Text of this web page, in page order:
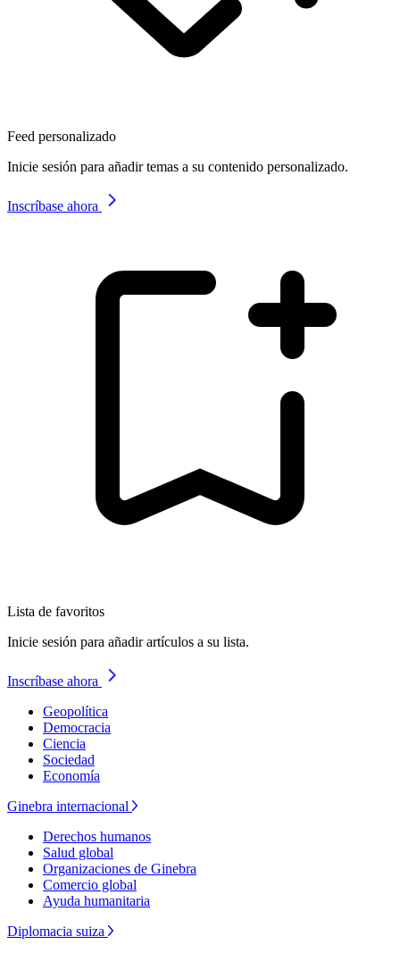
Feed personalizado
Inicie sesión para añadir temas a su contenido personalizado.
Inscríbase ahora
Lista de favoritos
Inicie sesión para añadir artículos a su lista.
Inscríbase ahora
Geopolítica
Democracia
Ciencia
Sociedad
Economía
Ginebra internacional
Derechos humanos
Salud global
Organizaciones de Ginebra
Comercio global
Ayuda humanitaria
Diplomacia suiza